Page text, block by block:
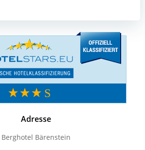
Adresse
Berghotel Bärenstein